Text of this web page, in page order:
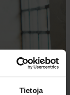
Tietoja